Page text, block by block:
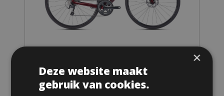
Maten: Verkrijgbaar in alle maten
Van € 80 voor 2 dagen
×
Deze website maakt
gebruik van cookies.